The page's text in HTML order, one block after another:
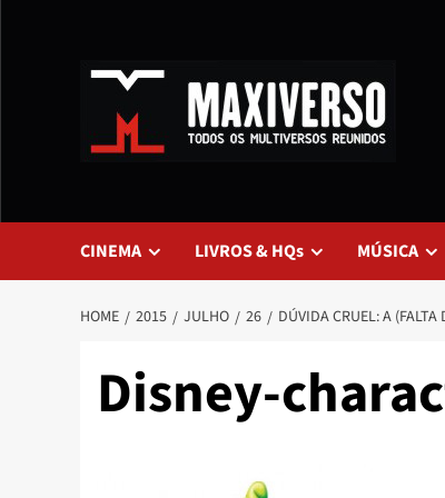
CINEMA LIVROS & HQs MÚSICA
HOME 2015 JULHO 26 DÚVIDA CRUEL: A
Disney-